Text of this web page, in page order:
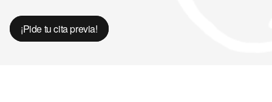
¡Pide tu cita previa!